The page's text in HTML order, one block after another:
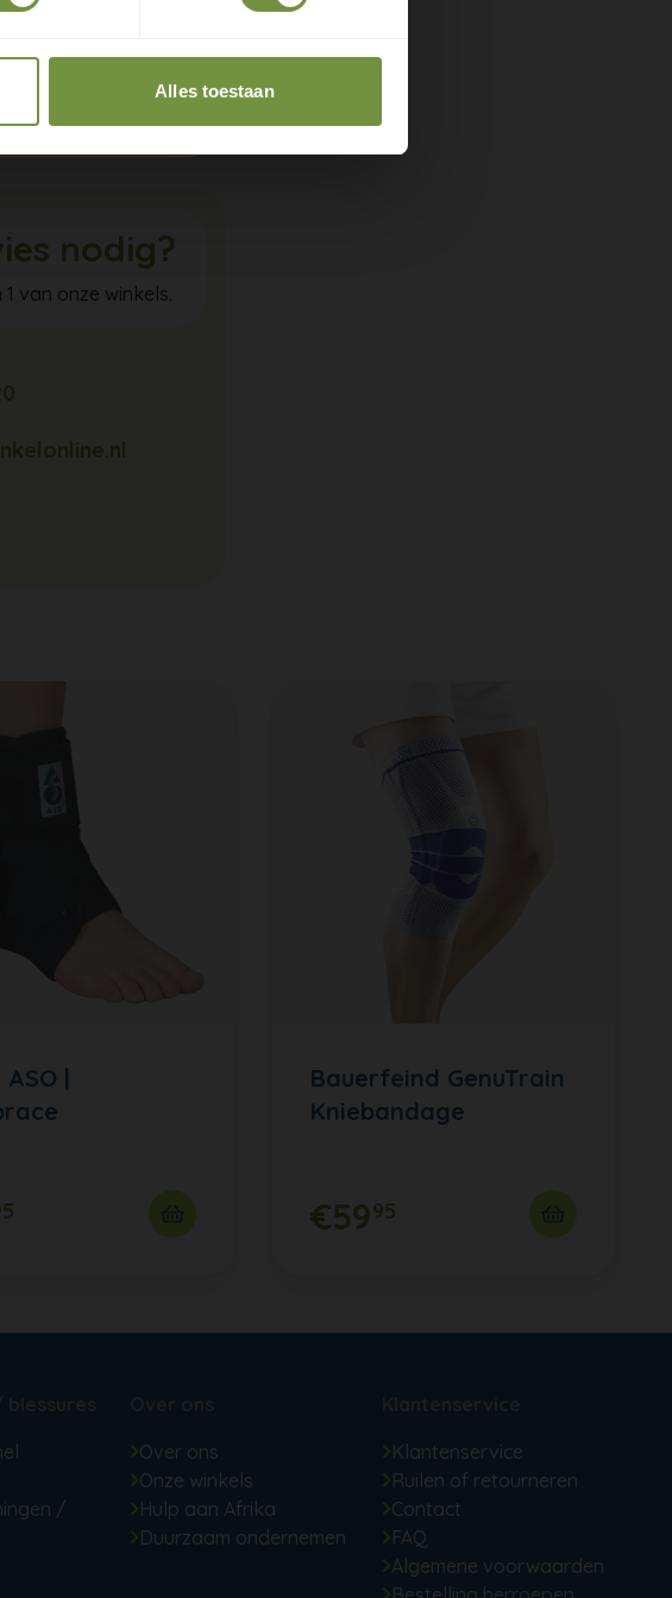
Alles toestaan
nodig?
van onze winkels.
|
Bauerfeind GenuTrain
Kniebandage
€5995
/
Over ons
Onze winkels
Hulp aan Afrika
Duurzaam ondernemen
Klantenservice
Ruilen of retourneren
Contact
FAQ
Algemene voorwaarden